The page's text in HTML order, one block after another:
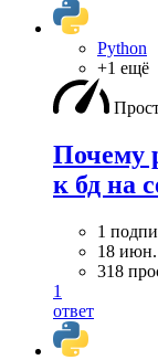
Python
+1 ещё
Почему
к бд на
1
18 июн.
318
1
ответ